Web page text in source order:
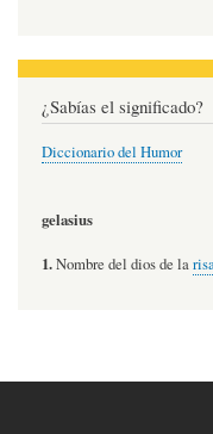
¿Sabías el significado?
Diccionario del Humor
gelasius
1.Nombre del dios de la